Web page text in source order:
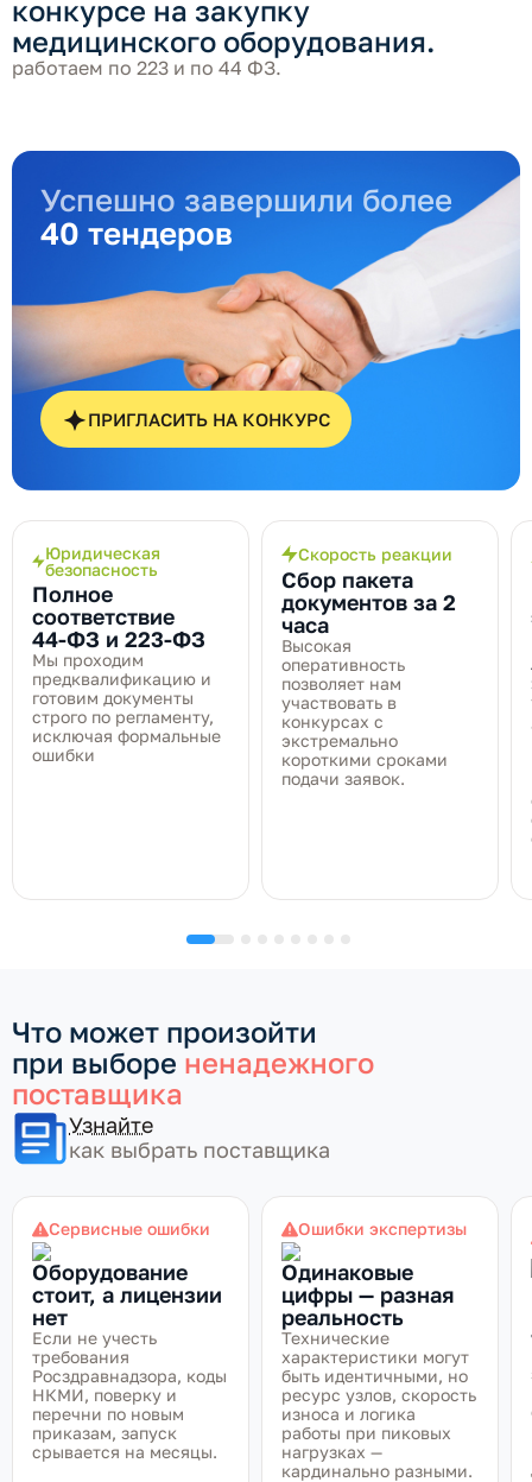
конкурсе на закупку
медицинского оборудования.
работаем по 223 и по 44 ФЗ.
Успешно завершили более
40 тендеров
ПРИГЛАСИТЬ НА КОНКУРС
Юридическая
безопасность
Полное
соответствие
44‑ФЗ и 223‑ФЗ
Мы проходим
предквалификацию и
готовим документы
строго по регламенту,
исключая формальные
ошибки
Скорость реакции
Сбор пакета
документов за 2
часа
Высокая
оперативность
позволяет нам
участвовать в
конкурсах с
экстремально
короткими сроками
подачи заявок.
Что может произойти
при выборе ненадежного
поставщика
Узнайте
как выбрать поставщика
Сервисные ошибки
Оборудование
стоит, а лицензии
нет
Если не учесть
требования
Росздравнадзора, коды
НКМИ, поверку и
перечни по новым
приказам, запуск
срывается на месяцы.
Ошибки экспертизы
Одинаковые
цифры — разная
реальность
Технические
характеристики могут
быть идентичными, но
ресурс узлов, скорость
износа и логика
работы при пиковых
нагрузках —
кардинально разными.